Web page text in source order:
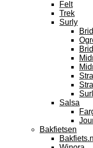
Felt
Trek
Surly
Salsa
Bakfietsen
Bakfiets.nl